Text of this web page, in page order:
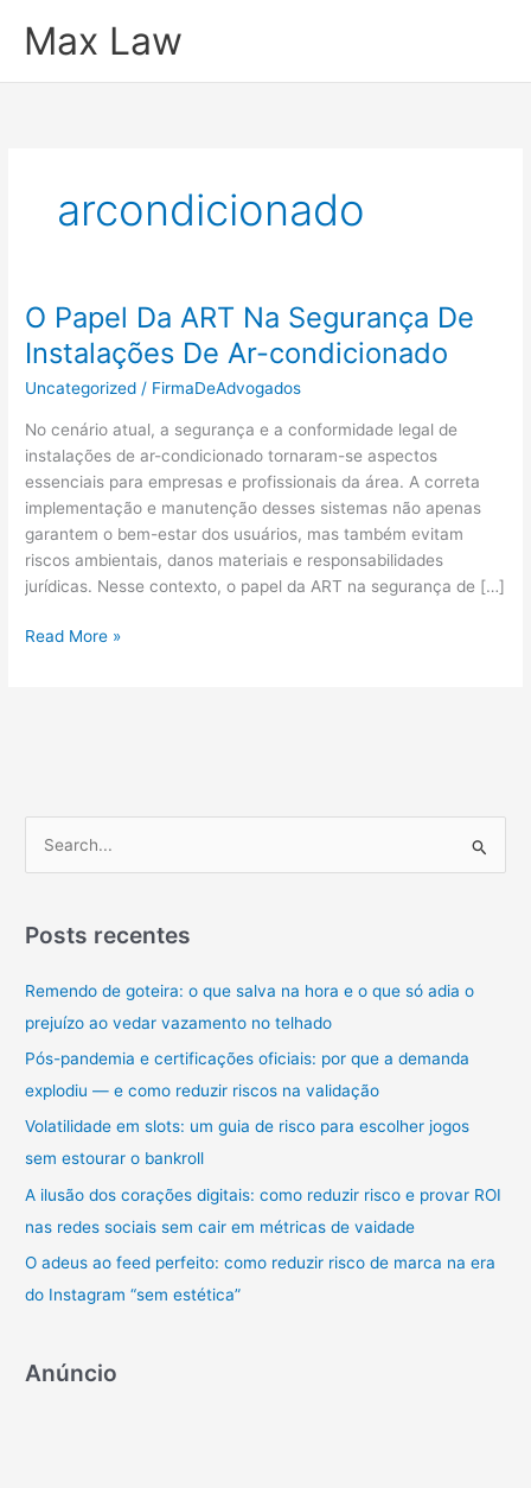
paraMax Law
arcondicionado
O Papel Da ART Na Segurança De
Instalações De Ar-condicionado
Uncategorized / FirmaDeAdvogados
No cenário atual, a segurança e a conformidade legal de
instalações de ar-condicionado tornaram-se aspectos
essenciais para empresas e profissionais da área. A correta
implementação e manutenção desses sistemas não apenas
garantem o bem-estar dos usuários, mas também evitam
riscos ambientais, danos materiais e responsabilidades
jurídicas. Nesse contexto, o papel da ART na segurança de […]
O
Instalações
De
Ar-
Read More »
q
i
s
a
r
p
o
Posts recentes
Remendo de goteira: o que salva na hora e o que só adia o
prejuízo ao vedar vazamento no telhado
Pós-pandemia e certificações oficiais: por que a demanda
explodiu — e como reduzir riscos na validação
Volatilidade em slots: um guia de risco para escolher jogos
sem estourar o bankroll
A ilusão dos corações digitais: como reduzir risco e provar ROI
nas redes sociais sem cair em métricas de vaidade
O adeus ao feed perfeito: como reduzir risco de marca na era
do Instagram “sem estética”
Anúncio